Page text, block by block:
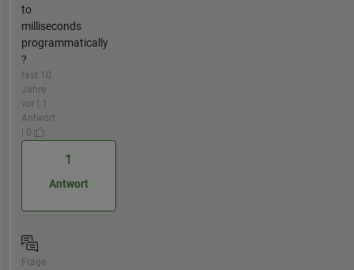
to
milliseconds
programmatically
?
fast 10
Jahre
vor | 1
Antwort
| 0
1
Antwort
Frage